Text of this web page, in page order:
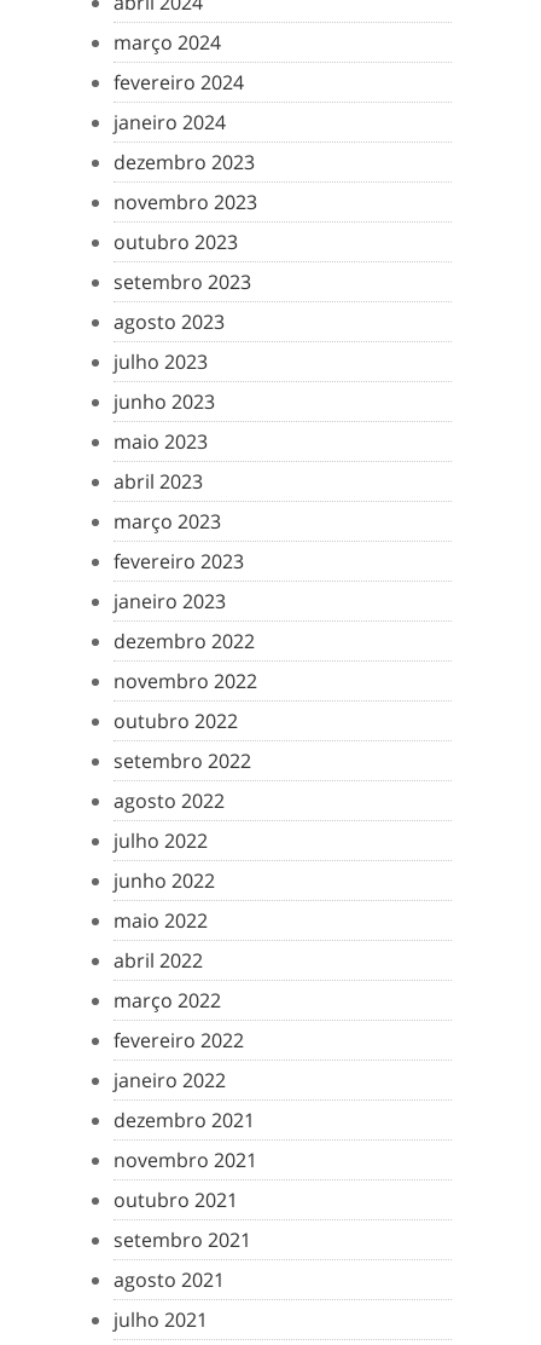
março 2024
fevereiro 2024
janeiro 2024
dezembro 2023
novembro 2023
outubro 2023
setembro 2023
agosto 2023
julho 2023
junho 2023
maio 2023
abril 2023
março 2023
fevereiro 2023
janeiro 2023
dezembro 2022
novembro 2022
outubro 2022
setembro 2022
agosto 2022
julho 2022
junho 2022
maio 2022
abril 2022
março 2022
fevereiro 2022
janeiro 2022
dezembro 2021
novembro 2021
outubro 2021
setembro 2021
agosto 2021
julho 2021